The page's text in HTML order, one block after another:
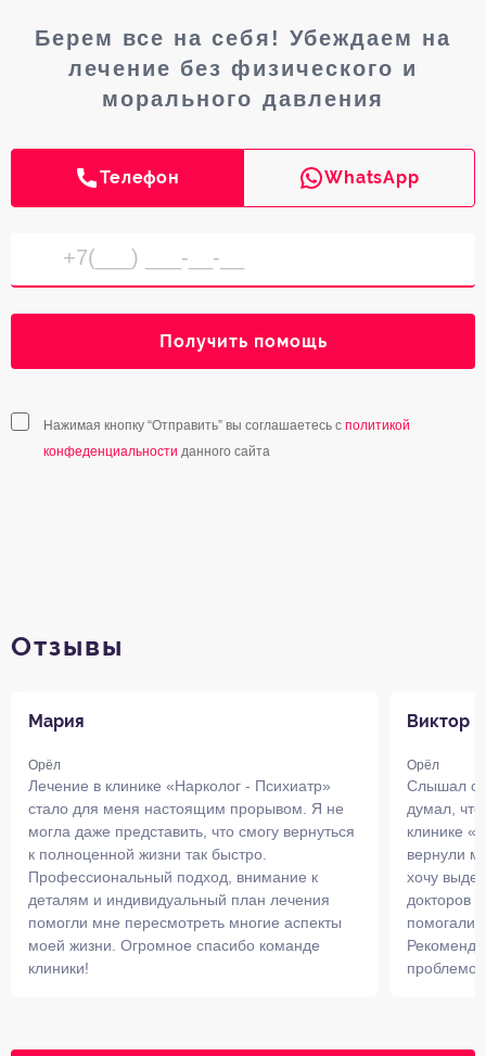
Берем все на себя! Убеждаем на
лечение без физического и
морального давления
Телефон WhatsApp
Получить помощь
Нажимая кнопку “Отправить” вы соглашаетесь с политикой
конфеденциальности данного сайта
Отзывы
Мария
Орёл
Лечение в клинике «Нарколог - Психиатр»
стало для меня настоящим прорывом. Я не
могла даже представить, что смогу вернуться
к полноценной жизни так быстро.
Профессиональный подход, внимание к
деталям и индивидуальный план лечения
помогли мне пересмотреть многие аспекты
моей жизни. Огромное спасибо команде
клиники!
Виктор
Орёл
Слышал о
думал,
клинике
вернули
хочу
докторов
помогали